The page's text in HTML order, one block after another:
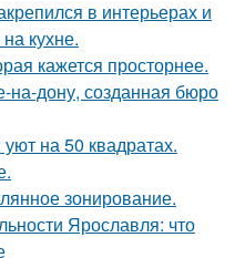
в интерьерах и
кухне.
кажется просторнее.
на-дону, созданная бюро
на 50 квадратах.
зонирование.
Ярославля: что